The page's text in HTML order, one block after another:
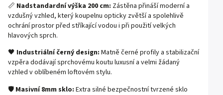
📏 Nadstandardní výška 200 cm: Zástěna přináší moderní a
vzdušný vzhled, který koupelnu opticky zvětší a spolehlivě
ochrání prostor před stříkající vodou i při použití velkých
hlavových sprch.
🖤 Industriální černý design: Matně černé profily a stabilizační
vzpěra dodávají sprchovému koutu luxusní a velmi žádaný
vzhled v oblíbeném loftovém stylu.
🛡️ Masivní 8mm sklo: Extra silné bezpečnostní tvrzené sklo